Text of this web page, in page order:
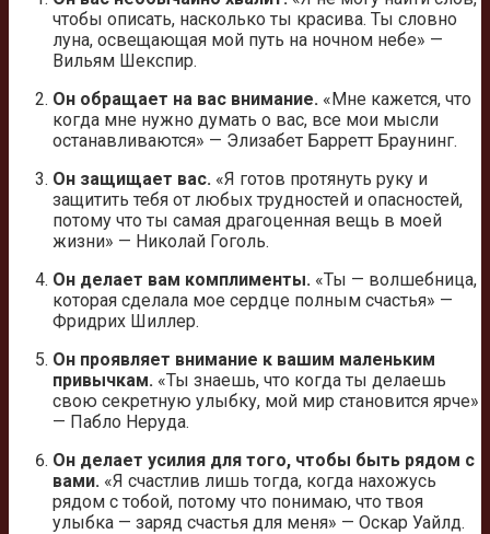
чтобы описать, насколько ты красива. Ты словно
луна, освещающая мой путь на ночном небе» —
Вильям Шекспир.
Он обращает на вас внимание. «Мне кажется, что
когда мне нужно думать о вас, все мои мысли
останавливаются» — Элизабет Барретт Браунинг.
Он защищает вас. «Я готов протянуть руку и
защитить тебя от любых трудностей и опасностей,
потому что ты самая драгоценная вещь в моей
жизни» — Николай Гоголь.
Он делает вам комплименты. «Ты — волшебница,
которая сделала мое сердце полным счастья» —
Фридрих Шиллер.
Он проявляет внимание к вашим маленьким
привычкам. «Ты знаешь, что когда ты делаешь
свою секретную улыбку, мой мир становится ярче»
— Пабло Неруда.
Он делает усилия для того, чтобы быть рядом с
вами. «Я счастлив лишь тогда, когда нахожусь
рядом с тобой, потому что понимаю, что твоя
улыбка — заряд счастья для меня» — Оскар Уайлд.